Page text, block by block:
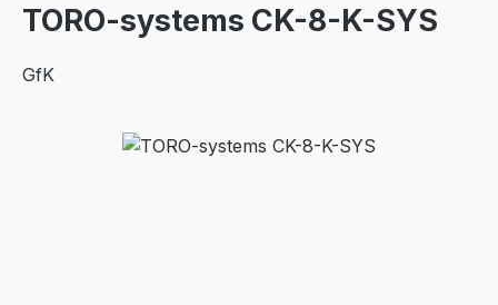
TORO-systems CK-8-K-SYS
GfK
Bildergalerie überspringen